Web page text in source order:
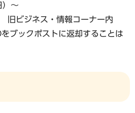
）～
旧ビジネス・情報コーナー内
ブックポストに返却することは